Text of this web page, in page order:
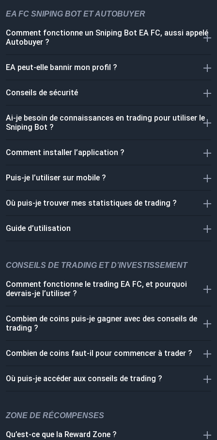
EA FC SNIPING BOT ET AUTOBUYER
Comment fonctionne un Sniping Bot EA FC, aussi appelé
Autobuyer ?
EA peut-elle bannir mon profil ?
Conseils de sécurité
Ai-je besoin de connaissances en trading pour utiliser le
Sniping Bot ?
Comment installer l’application ?
Puis-je l’utiliser sur mobile ?
Où puis-je trouver mes statistiques de trading ?
Guide d’utilisation
CONSEILS DE TRADING ET D’INVESTISSEMENT
Comment fonctionne le trading EA FC, et pourquoi
devrais-je l’utiliser ?
Combien de coins puis-je gagner avec des conseils de
trading ?
Combien de coins faut-il pour commencer à trader ?
Où puis-je accéder aux conseils de trading ?
ZONE DE RÉCOMPENSES
Qu’est-ce que la Reward Zone ?